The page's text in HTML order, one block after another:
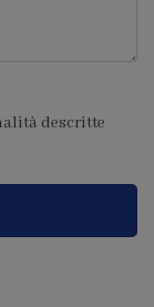
descritte